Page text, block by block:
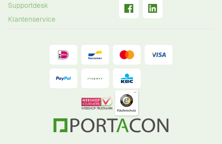
Supportdesk
Klantenservice